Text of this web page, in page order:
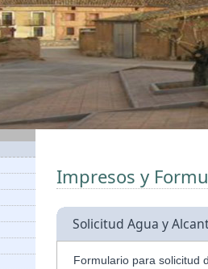
Impresos y
Solicitud Agua y
Formulario para solicitud